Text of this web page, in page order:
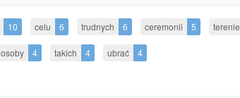
10 celu 6 trudnych 6 ceremonii 5 terenie
osoby 4 takich 4 ubrać 4